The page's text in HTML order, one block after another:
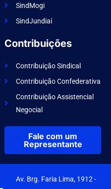
SindMogi
SindJundiaí
Contribuições
Contribuição Sindical
Contribuição Confederativa
Contribuição Assistencial
Negocial
Fale com um
Representante
Av. Brg. Faria Lima, 1912 -